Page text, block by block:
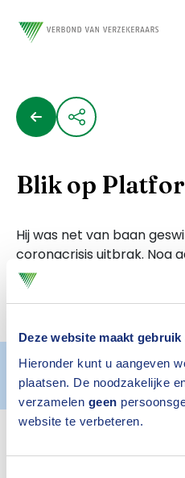
Deze website maakt
Hieronder kunt u aangeven
plaatsen. De noodzakelijke
verzamelen geen
website te verbeteren.
Blik op
Hij was net van baan
coronacrisis uitbrak. Nog
heeft Sjoerd Brouwer,
Serviceplatform Corona
Nieuwsgierig? Lees zijn
Actueel